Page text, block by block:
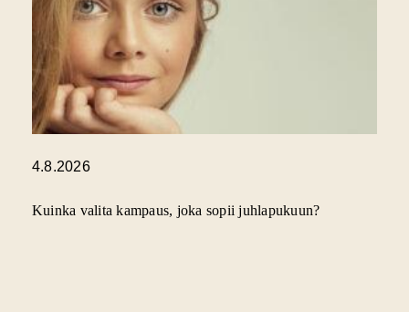
4.8.2026
Kuinka valita kampaus, joka sopii juhlapukuun?